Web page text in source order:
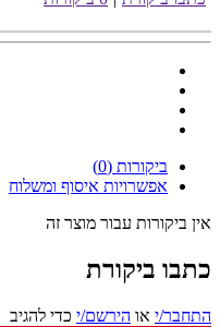
ביקורות (0)
אפשרויות איסוף ומשלוח
אין ביקורות עבור מוצר זה
כתבו ביקורת
התחבר/י או הירשם/י כדי להגיב